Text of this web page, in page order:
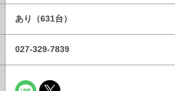
あり（631台）
027-329-7839